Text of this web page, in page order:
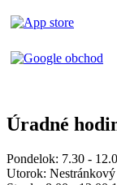
Úradné
Pondelok: 7.30 -
Utorok: Nestránkový